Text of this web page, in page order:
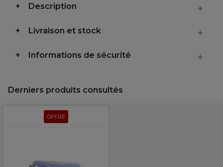
Description
Livraison et stock
Informations de sécurité
Derniers produits consultés
OFFRE